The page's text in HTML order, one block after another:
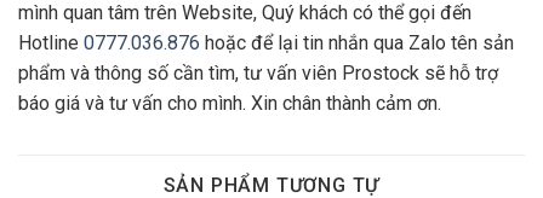
mình quan tâm trên Website, Quý khách có thể gọi đến
Hotline 0777.036.876 hoặc để lại tin nhắn qua Zalo tên sản
phẩm và thông số cần tìm, tư vấn viên Prostock sẽ hỗ trợ
báo giá và tư vấn cho mình. Xin chân thành cảm ơn.
SẢN PHẨM TƯƠNG TỰ